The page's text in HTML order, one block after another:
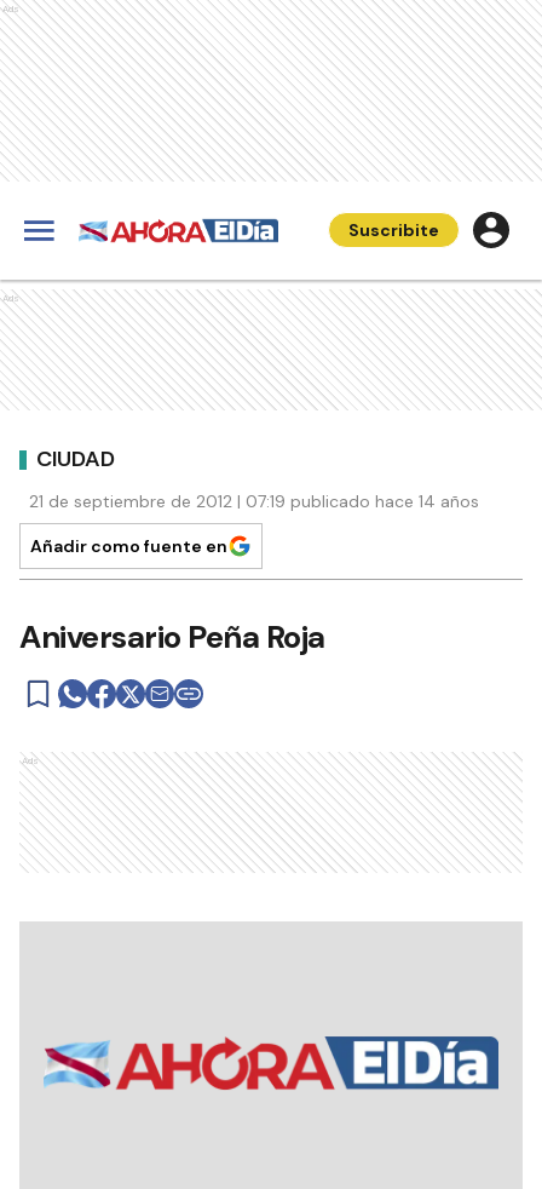
Ads
Suscribite
Ads
CIUDAD
21 de septiembre de 2012 | 07:19 publicado hace 14 años
Añadir como fuente en
Aniversario Peña Roja
Ads